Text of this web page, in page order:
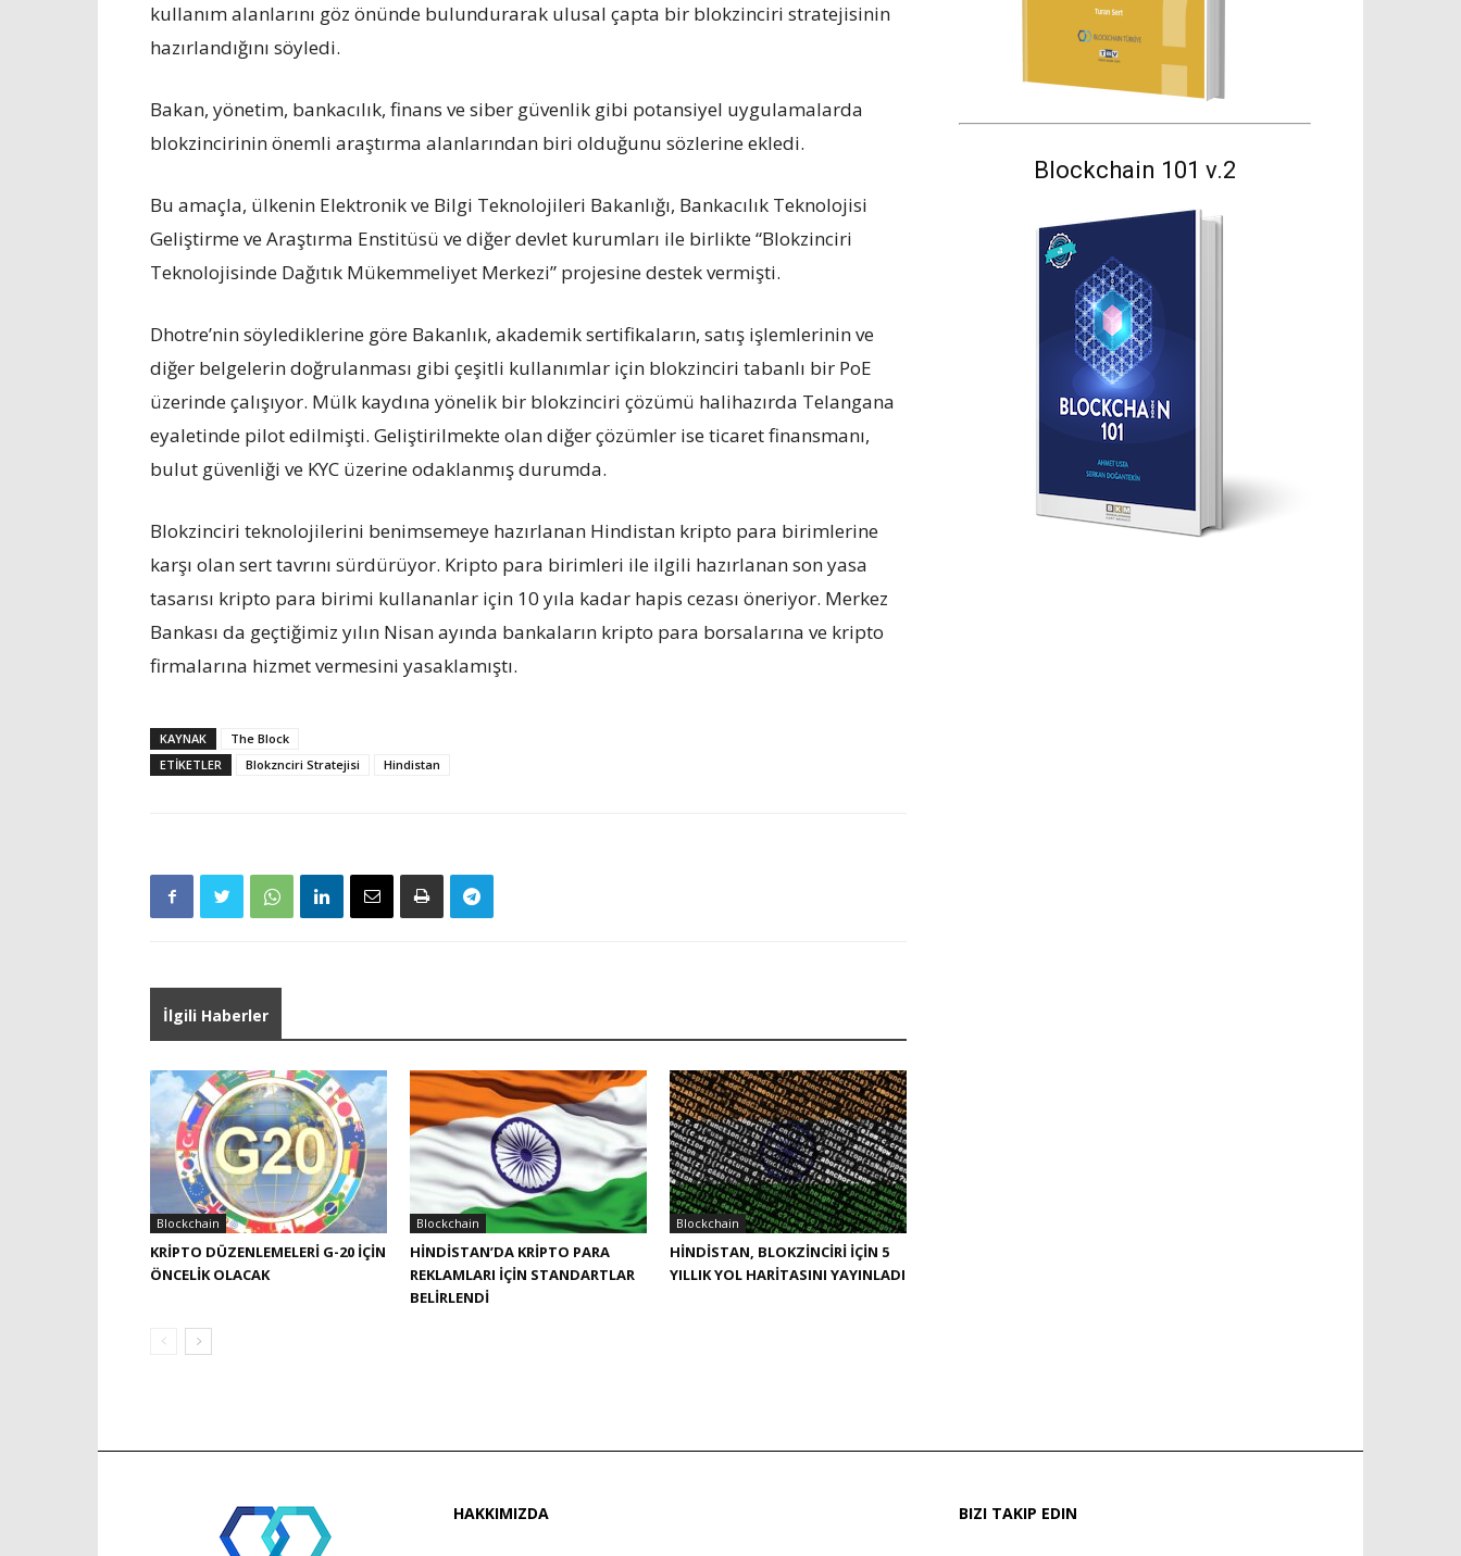
kullanım alanlarını göz önünde bulundurarak ulusal çapta bir blokzinciri stratejisinin
hazırlandığını söyledi.
Bakan, yönetim, bankacılık, finans ve siber güvenlik gibi potansiyel uygulamalarda
blokzincirinin önemli araştırma alanlarından biri olduğunu sözlerine ekledi.
Bu amaçla, ülkenin Elektronik ve Bilgi Teknolojileri Bakanlığı, Bankacılık Teknolojisi
Geliştirme ve Araştırma Enstitüsü ve diğer devlet kurumları ile birlikte “Blokzinciri
Teknolojisinde Dağıtık Mükemmeliyet Merkezi” projesine destek vermişti.
Dhotre’nin söylediklerine göre Bakanlık, akademik sertifikaların, satış işlemlerinin ve
diğer belgelerin doğrulanması gibi çeşitli kullanımlar için blokzinciri tabanlı bir PoE
üzerinde çalışıyor. Mülk kaydına yönelik bir blokzinciri çözümü halihazırda Telangana
eyaletinde pilot edilmişti. Geliştirilmekte olan diğer çözümler ise ticaret finansmanı,
bulut güvenliği ve KYC üzerine odaklanmış durumda.
Blokzinciri teknolojilerini benimsemeye hazırlanan Hindistan kripto para birimlerine
karşı olan sert tavrını sürdürüyor. Kripto para birimleri ile ilgili hazırlanan son yasa
tasarısı kripto para birimi kullananlar için 10 yıla kadar hapis cezası öneriyor. Merkez
Bankası da geçtiğimiz yılın Nisan ayında bankaların kripto para borsalarına ve kripto
firmalarına hizmet vermesini yasaklamıştı.
KAYNAK
The Block
ETIKETLER
Blokznciri Stratejisi Hindistan
İlgili Haberler
Blockchain
KRIPTO DÜZENLEMELERI G-20 IÇIN
ÖNCELIK OLACAK
Blockchain
HINDISTAN’DA KRIPTO PARA
REKLAMLARI IÇIN STANDARTLAR
BELIRLENDI
Blockchain
HINDISTAN, BLOKZINCIRI IÇIN 5
YILLIK YOL HARITASINI YAYINLADI
Blockchain 101 v.2
HAKKIMIZDA BIZI TAKIP EDIN